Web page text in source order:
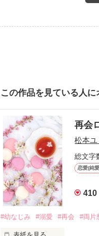
この作品を見ている人に
再会
松本ユ
総文字
恋愛(純
410
#幼なじみ #溺愛 #再会 #両片